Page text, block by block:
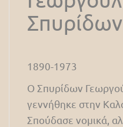
Σπυρίδων
1890-1973
Ο Σπυρίδων
γεννήθηκε στην
Σπούδασε νομικά,